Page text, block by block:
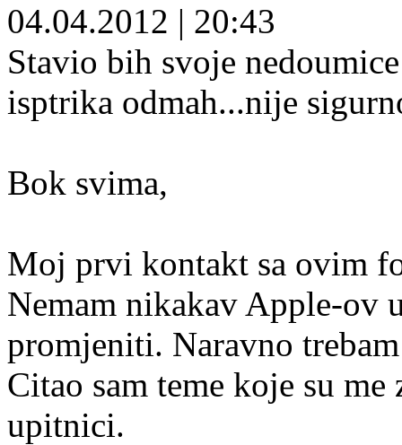
04.04.2012 | 20:43
Stavio bih svoje
isptrika odmah...nije
Bok svima,
Moj prvi kontakt sa ovim
Nemam nikakav Apple-ov
promjeniti. Naravno
Citao sam teme koje su
upitnici.